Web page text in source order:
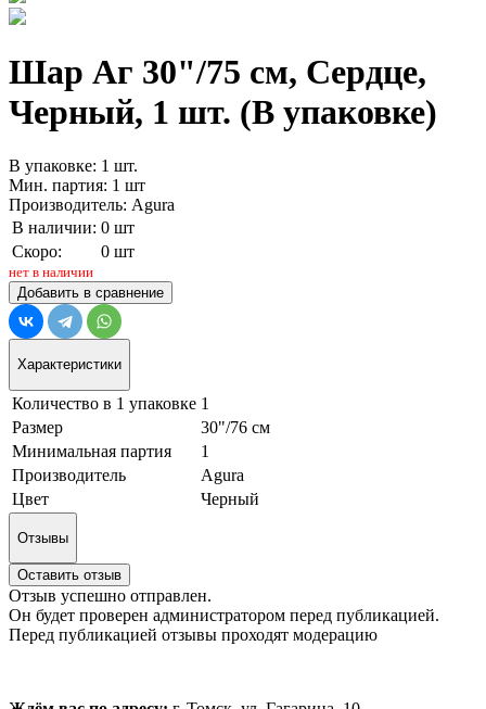
Шар Аг 30"/75 см, Сердце,
Черный, 1 шт. (В упаковке)
В упаковке: 1 шт.
Мин. партия: 1 шт
Производитель: Agura
В наличии: 0 шт
Скоро:
0 шт
нет в наличии
Добавить в сравнение
Характеристики
Количество в 1 упаковке 1
Размер
30"/76 см
Минимальная партия
1
Производитель
Agura
Цвет
Черный
Отзывы
Оставить отзыв
Отзыв успешно отправлен.
Он будет проверен администратором перед публикацией.
Перед публикацией отзывы проходят модерацию